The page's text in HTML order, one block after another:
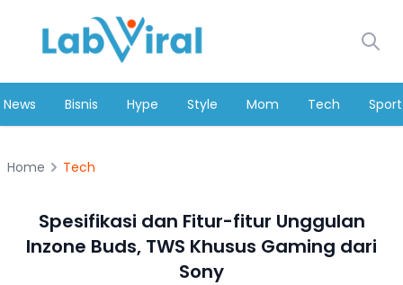
News Bisnis Hype Style Mom Tech Sport
Home Tech
Spesifikasi dan Fitur-fitur Unggulan
Inzone Buds, TWS Khusus Gaming dari
Sony